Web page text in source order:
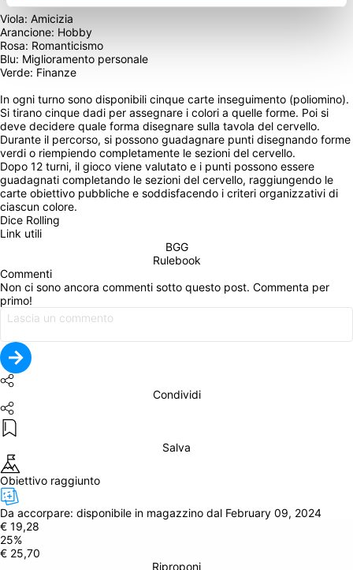
Viola: Amicizia
Arancione: Hobby
Rosa: Romanticismo
Blu: Miglioramento personale
Verde: Finanze
In ogni turno sono disponibili cinque carte inseguimento (poliomino).
Si tirano cinque dadi per assegnare i colori a quelle forme. Poi si
deve decidere quale forma disegnare sulla tavola del cervello.
Durante il percorso, si possono guadagnare punti disegnando forme
verdi o riempiendo completamente le sezioni del cervello.
Dopo 12 turni, il gioco viene valutato e i punti possono essere
guadagnati completando le sezioni del cervello, raggiungendo le
carte obiettivo pubbliche e soddisfacendo i criteri organizzativi di
ciascun colore.
Dice Rolling
Link utili
BGG
Rulebook
Commenti
Non ci sono ancora commenti sotto questo post. Commenta per
primo!
Condividi
Salva
Obiettivo raggiunto
Da accorpare: disponibile in magazzino dal February 09, 2024
€ 19,28
25%
€ 25,70
Riproponi